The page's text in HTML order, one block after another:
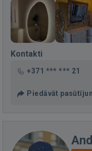
Kontakti
+371 *** *** 21
Piedāvāt